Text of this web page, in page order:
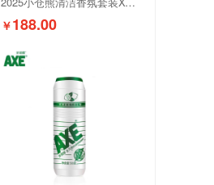
￥188.00